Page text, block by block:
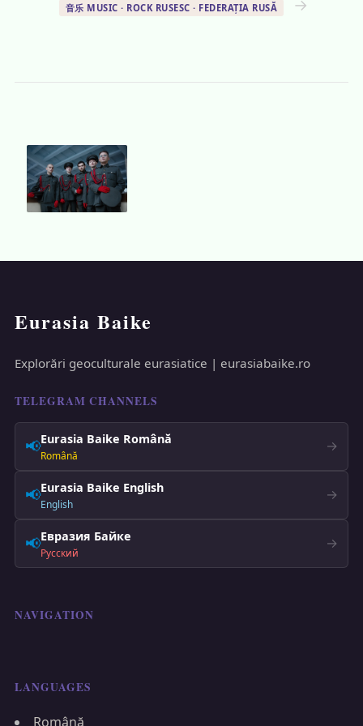
音乐 MUSIC · ROCK RUSESC · FEDERAȚIA RUSĂ →
Eurasia Baike
Explorări geoculturale eurasiatice | eurasiabaike.ro
TELEGRAM CHANNELS
📢Eurasia Baike Română
Română
→
📢Eurasia Baike English
English
→
📢Евразия Байке
Русский
→
NAVIGATION
LANGUAGES
Română